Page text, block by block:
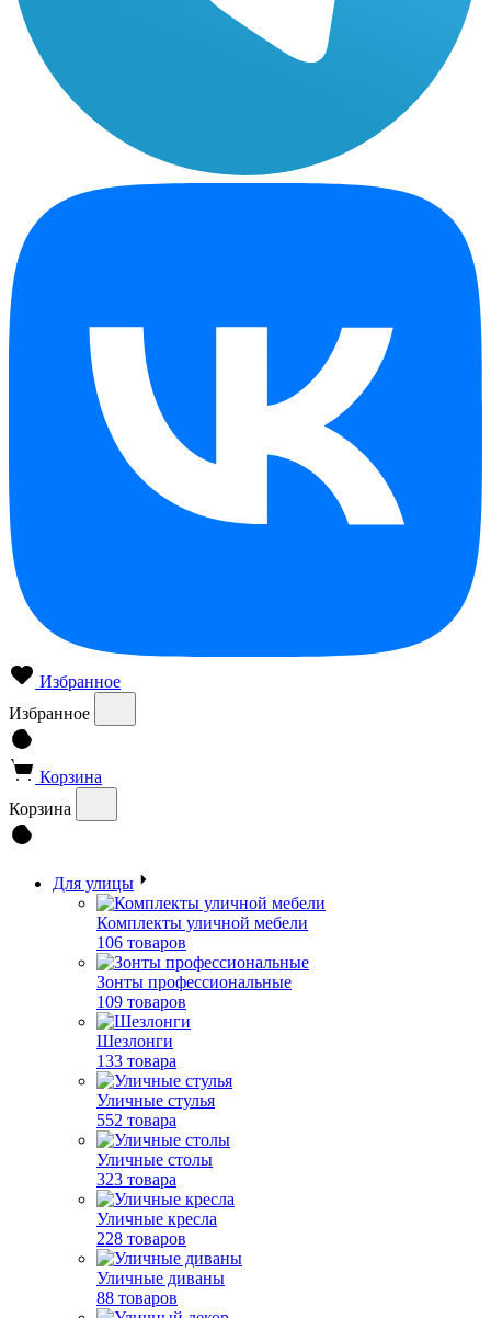
Избранное
Избранное
Корзина
Корзина
Для улицы
Комплекты уличной мебели
106 товаров
Зонты профессиональные
109 товаров
Шезлонги
133 товара
Уличные стулья
552 товара
Уличные столы
323 товара
Уличные кресла
228 товаров
Уличные диваны
88 товаров